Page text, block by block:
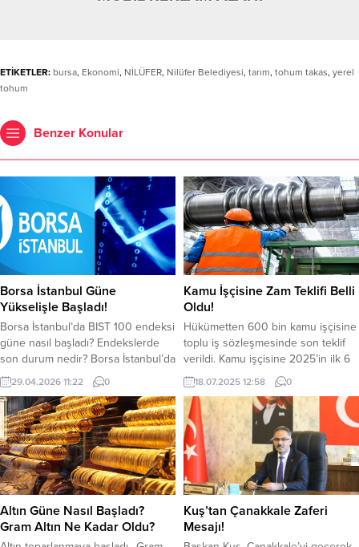
ETİKETLER: bursa, Ekonomi, NİLÜFER, Nilüfer Belediyesi, tarım, tohum takas, yerel
tohum
Benzer Konular
Borsa İstanbul Güne
Yükselişle Başladı!
Borsa İstanbul’da BIST 100 endeksi
güne nasıl başladı? Endekslerde
son durum nedir? Borsa İstanbul’da
BIST 100 endeksi, güne yükselişle
başladı. BIST 100 endeksi önceki
kapanışa göre yaklaşık yüzde 0,64
artış sağlayarak 14.421,65 puandan
başladı. BİST 100 endeksi, dün
kapanışı 14.329,34 puandan yaptı.
BİST 100 endeksi, saat 11.19
itibariyle 14.441,20 puandan...
29.04.2026 11:22 0
Kamu İşçisine Zam Teklifi Belli
Oldu!
Hükümetten 600 bin kamu işçisine
toplu iş sözleşmesinde son teklif
verildi. Kamu işçisine 2025’in ilk 6
ayında yapılan son zam teklifi
yüzde 17’den yüzde 24’e çıkardı.
Böylece hükümet, 2025 yılı için
kamu işçisine yüzde 24 zam
teklifinde bulundu. İşvereni temsil
eden Türkiye Ağır Sanayi ve
Hizmet Sektörü Kamu İşverenleri
Sendikası...
18.07.2025 12:58 0
Altın Güne Nasıl Başladı?
Gram Altın Ne Kadar Oldu?
Kuş’tan Çanakkale Zaferi
Mesajı!